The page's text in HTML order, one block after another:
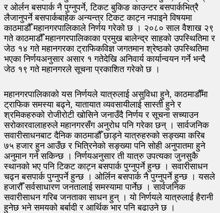
र ओर्लन बसपार्क नै पुग्नुपर्ने, टिकट बुकिङ काउन्टर बसपार्कभित्रै
लैजानुपर्ने बसपार्कबाहेक अन्यन्त्र टिकट काट्न नपाइने विषयमा
काठमाडौँ महानगरपालिकाले निर्णय गरेको छ । २०८० साल वैशाख २९
गते काठमाडौँ महानगरपालिकाका प्रमुख बालेन्द्र साहको उपस्थितिमा र
जेठ १४ गते महानगरका ट्राफिकविज्ञ जगतमान श्रेष्ठको उपस्थितिमा
भएका निर्णयअनुसार असार १ गतेदेखि अनिवार्य कार्यान्वयन गर्ने भन्दै
जेठ १९ गते महानगरले सूचना प्रकाशित गरेको छ ।
महानगरपालिकाको यस निर्णयले यात्रुलाई असुविधा हुने, काठमाडौँमा
ट्राफिक समस्या बढ्ने, यातायात व्यवसायीलाई सास्ती हुने र
श्रमिकहरुको रोजीरोटी खोसिने जनाउँदै निर्णय र सूचना सच्याउन
सरोकारवालाहरुले महानगरसँग अनुरोध पनि गरेका छन् । सार्वजनिक
सवारीसाधनबाट दैनिक काठमाडौँ छाड्ने यात्रुहरुको सङ्ख्या करिब
७५ हजार हुन आउँछ र भित्रिनेको सङ्ख्या पनि सोही अनुपातमा हुने
अनुमान गर्न सकिन्छ । निर्णयअनुसार ती यात्रु उपत्यका जुनसुकै
स्थानको भए पनि टिकट काट्न बसपार्क पुग्नुपर्ने हुन्छ । सवारीसाधन
चढ्न बसपार्क पुग्नुपर्ने हुन्छ । ओर्लिन बसपार्क नै पुग्नुपर्ने हुन्छ । यसले
हजारौँ सर्वसाधारण जनतालाई समस्यामा पार्नेछ । सार्वजनिक
सवारीसाधन गरिब जनताका साधन हुन् । यो निर्णयले यात्रुलाई हैरानी
हुनेछ भने समयको बर्बादी र आर्थिक भार पनि बढाउने छ ।